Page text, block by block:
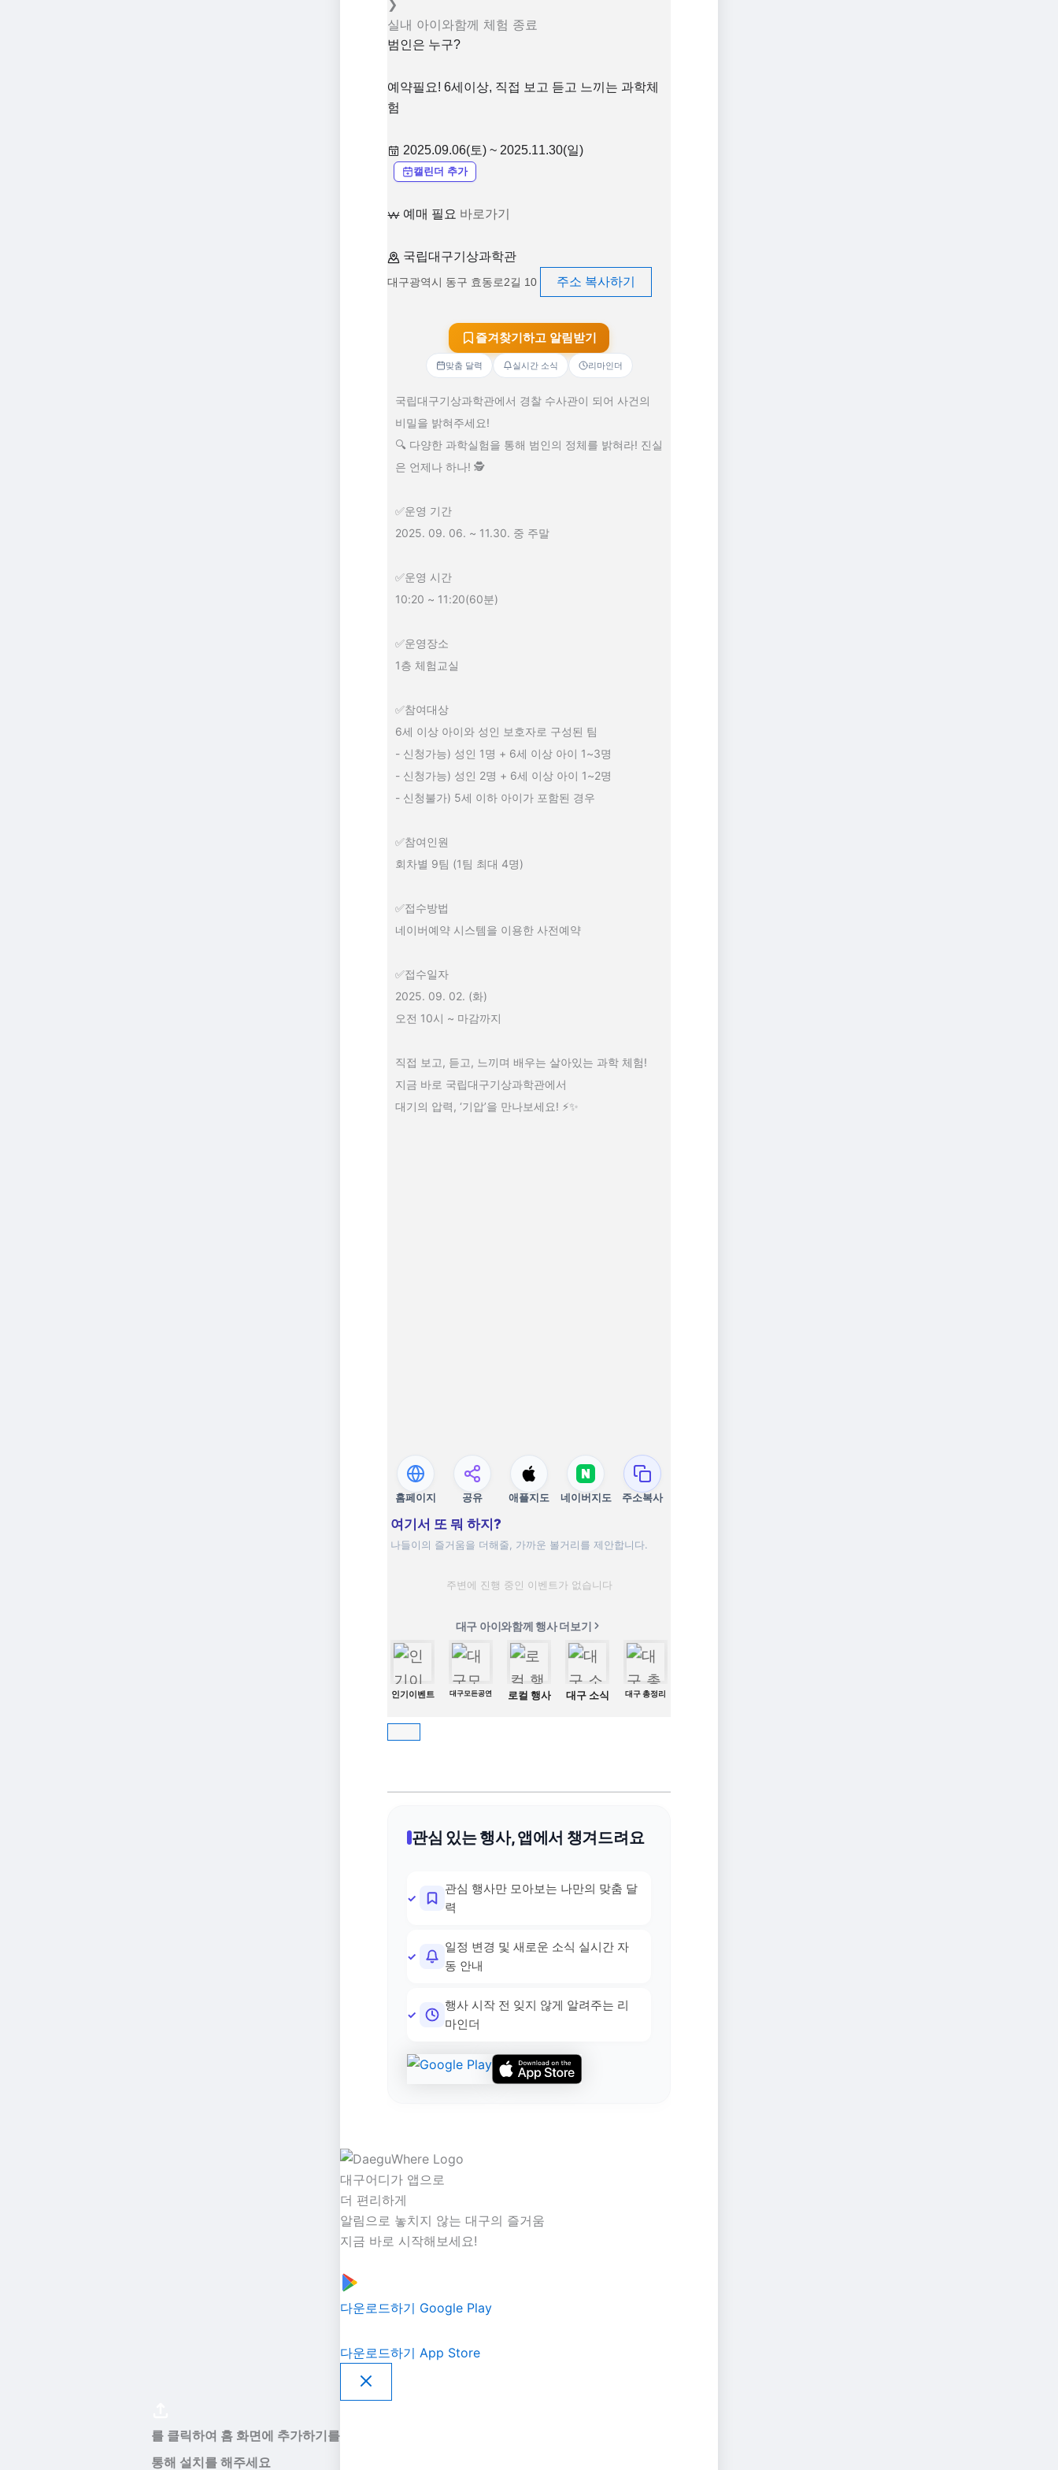
❯
실내 아이와함께 체험 종료
범인은 누구?
예약필요! 6세이상, 직접 보고 듣고 느끼는 과학체
험
2025.09.06(토) ~ 2025.11.30(일)
캘린더 추가
예매 필요 바로가기
국립대구기상과학관
대구광역시 동구 효동로2길 10 주소 복사하기
즐겨찾기하고 알림받기
맞춤 달력 실시간 소식 리마인더
국립대구기상과학관에서 경찰 수사관이 되어 사건의
비밀을 밝혀주세요!
🔍 다양한 과학실험을 통해 범인의 정체를 밝혀라! 진실
은 언제나 하나! 🕵
✅운영 기간
2025. 09. 06. ~ 11.30. 중 주말
✅운영 시간
10:20 ~ 11:20(60분)
✅운영장소
1층 체험교실
✅참여대상
6세 이상 아이와 성인 보호자로 구성된 팀
- 신청가능) 성인 1명 + 6세 이상 아이 1~3명
- 신청가능) 성인 2명 + 6세 이상 아이 1~2명
- 신청불가) 5세 이하 아이가 포함된 경우
✅참여인원
회차별 9팀 (1팀 최대 4명)
✅접수방법
네이버예약 시스템을 이용한 사전예약
✅접수일자
2025. 09. 02. (화)
오전 10시 ~ 마감까지
직접 보고, 듣고, 느끼며 배우는 살아있는 과학 체험!
지금 바로 국립대구기상과학관에서
대기의 압력, ‘기압’을 만나보세요! ⚡✨
홈페이지 공유 애플지도 네이버지도 주소복사
여기서 또 뭐 하지?
나들이의 즐거움을 더해줄, 가까운 볼거리를 제안합니다.
주변에 진행 중인 이벤트가 없습니다
대구 아이와함께 행사 더보기
인기이벤트 대구모든공연 로컬 행사 대구 소식 대구 총정리
관심 있는 행사, 앱에서 챙겨드려요
관심 행사만 모아보는 나만의 맞춤 달
력
일정 변경 및 새로운 소식 실시간 자
동 안내
행사 시작 전 잊지 않게 알려주는 리
마인더
대구어디가 앱으로
더 편리하게
알림으로 놓치지 않는 대구의 즐거움
지금 바로 시작해보세요!
다운로드하기 Google Play
다운로드하기 App Store
를 클릭하여 홈 화면에 추가하기를
통해 설치를 해주세요